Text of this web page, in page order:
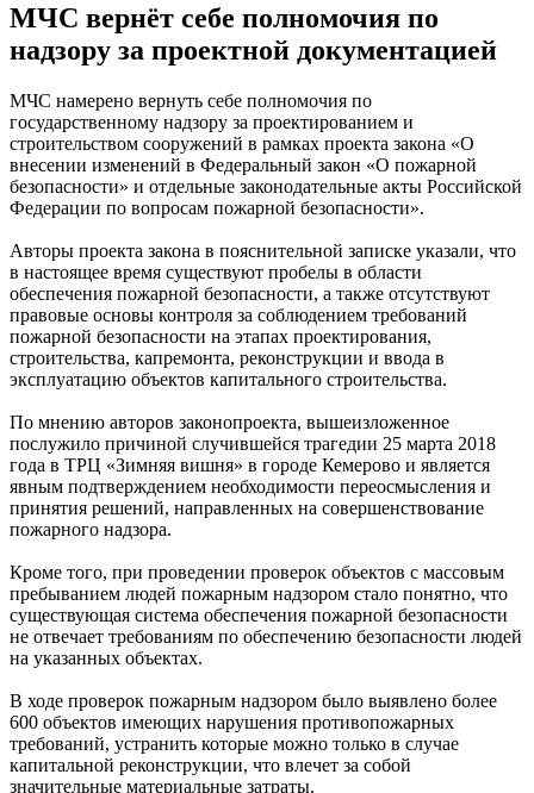
​МЧС вернёт себе полномочия по
надзору за проектной документацией
МЧС намерено вернуть себе полномочия по
государственному надзору за проектированием и
строительством сооружений в рамках проекта закона «О
внесении изменений в Федеральный закон «О пожарной
безопасности» и отдельные законодательные акты Российской
Федерации по вопросам пожарной безопасности».
Авторы проекта закона в пояснительной записке указали, что
в настоящее время существуют пробелы в области
обеспечения пожарной безопасности, а также отсутствуют
правовые основы контроля за соблюдением требований
пожарной безопасности на этапах проектирования,
строительства, капремонта, реконструкции и ввода в
эксплуатацию объектов капитального строительства.
По мнению авторов законопроекта, вышеизложенное
послужило причиной случившейся трагедии 25 марта 2018
года в ТРЦ «Зимняя вишня» в городе Кемерово и является
явным подтверждением необходимости переосмысления и
принятия решений, направленных на совершенствование
пожарного надзора.
Кроме того, при проведении проверок объектов с массовым
пребыванием людей пожарным надзором стало понятно, что
существующая система обеспечения пожарной безопасности
не отвечает требованиям по обеспечению безопасности людей
на указанных объектах.
В ходе проверок пожарным надзором было выявлено более
600 объектов имеющих нарушения противопожарных
требований, устранить которые можно только в случае
капитальной реконструкции, что влечет за собой
значительные материальные затраты.